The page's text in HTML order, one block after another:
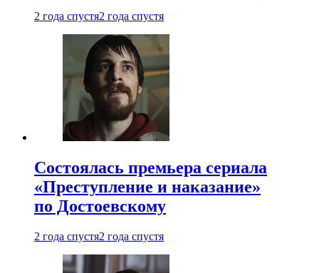
2 года спустя2 года спустя
Состоялась премьера сериала
«Преступление и наказание»
по Достоевскому
2 года спустя2 года спустя